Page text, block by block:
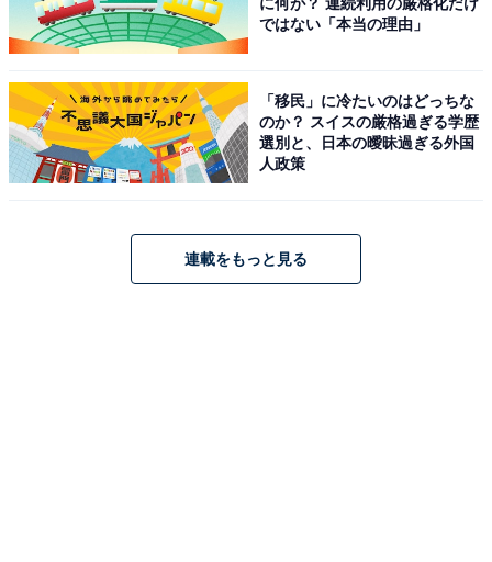
に何が？ 連続利用の厳格化だけ
ではない「本当の理由」
「移民」に冷たいのはどっちな
のか？ スイスの厳格過ぎる学歴
選別と、日本の曖昧過ぎる外国
人政策
連載をもっと見る